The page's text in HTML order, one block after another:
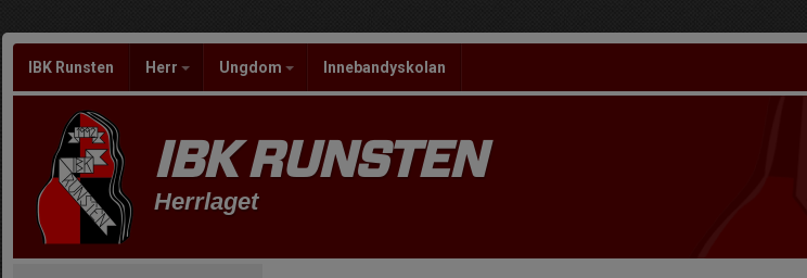
IBK Runsten Herr Ungdom Innebandyskolan
IBK RUNSTEN
Herrlaget